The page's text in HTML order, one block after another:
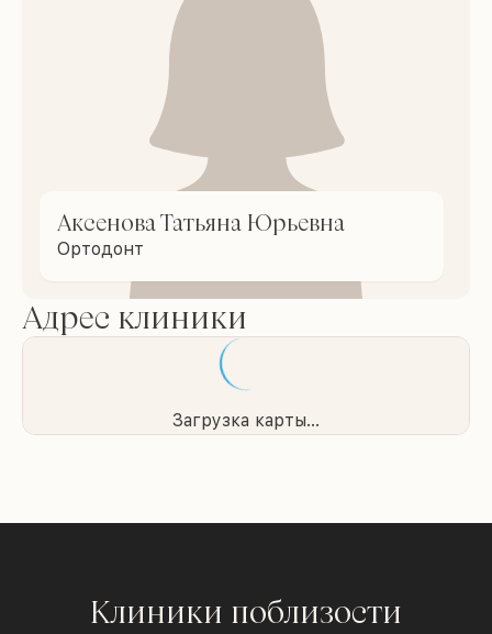
Аксенова Татьяна Юрьевна
Ортодонт
Адрес клиники
Загрузка карты...
Клиники поблизости